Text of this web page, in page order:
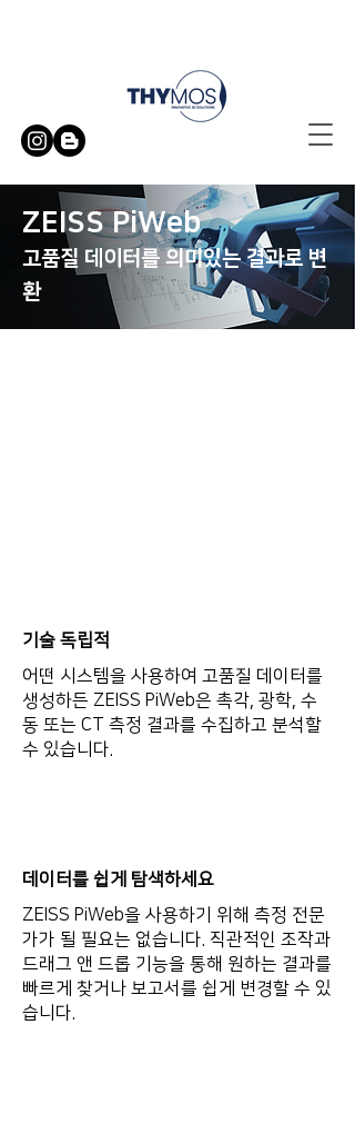
ZEISS PiWeb
고품질 데이터를 의미있는 결과로 변
환
기술 독립적
어떤 시스템을 사용하여 고품질 데이터를
생성하든 ZEISS PiWeb은 촉각, 광학, 수
동 또는 CT 측정 결과를 수집하고 분석할
수 있습니다.
데이터를 쉽게 탐색하세요
ZEISS PiWeb을 사용하기 위해 측정 전문
가가 될 필요는 없습니다. 직관적인 조작과
드래그 앤 드롭 기능을 통해 원하는 결과를
빠르게 찾거나 보고서를 쉽게 변경할 수 있
습니다.